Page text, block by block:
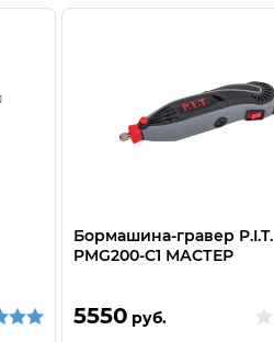
Бормашина-гравер P.I.T.
PMG200-C1 МАСТЕР
5550 руб.